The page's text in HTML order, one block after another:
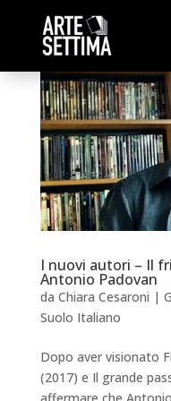
I nuovi autori – Il
Antonio Padovan
da Chiara Cesaroni |
Suolo Italiano
Dopo aver visionato
(2017) e Il grande